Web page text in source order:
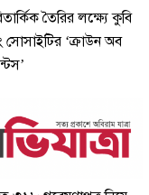
তৈরির লক্ষ্যে কুবি
সোসাইটির ‘ক্রাউন অব